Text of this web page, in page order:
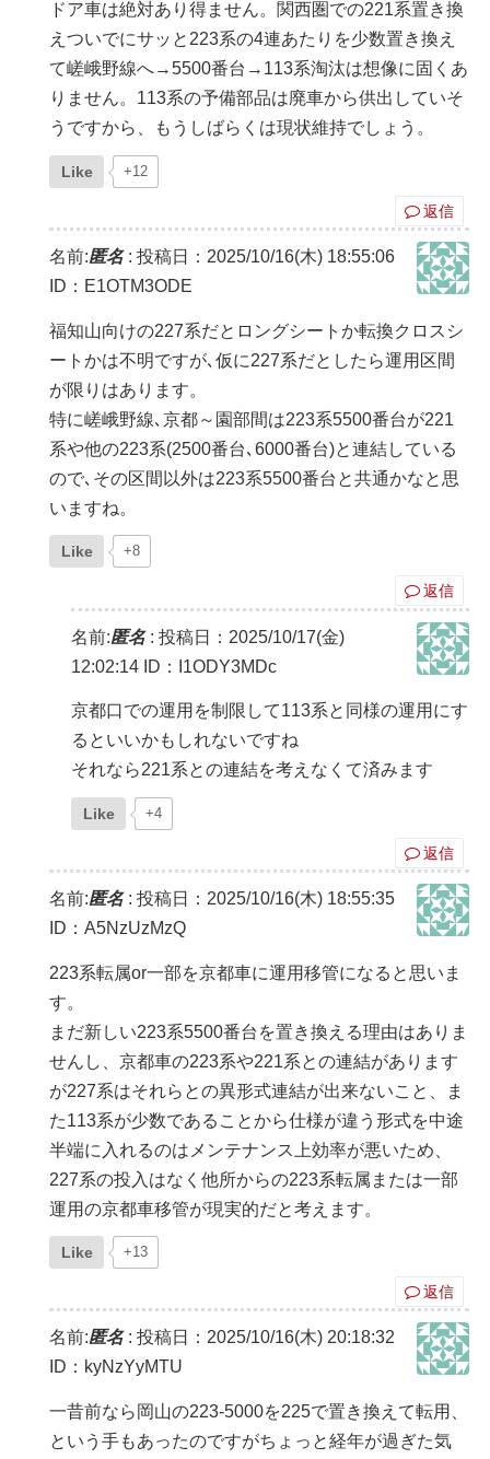
ドア車は絶対あり得ません。関西圏での221系置き換
えついでにサッと223系の4連あたりを少数置き換え
て嵯峨野線へ→5500番台→113系淘汰は想像に固くあ
りません。113系の予備部品は廃車から供出していそ
うですから、もうしばらくは現状維持でしょう。
Like +12
返信
名前:匿名: 投稿日：2025/10/16(木) 18:55:06
ID：E1OTM3ODE
福知山向けの227系だとロングシートか転換クロスシ
ートかは不明ですが､仮に227系だとしたら運用区間
が限りはあります。
特に嵯峨野線､京都～園部間は223系5500番台が221
系や他の223系(2500番台､6000番台)と連結している
ので､その区間以外は223系5500番台と共通かなと思
いますね。
Like +8
返信
名前:匿名: 投稿日：2025/10/17(金)
12:02:14 ID：I1ODY3MDc
京都口での運用を制限して113系と同様の運用にす
るといいかもしれないですね
それなら221系との連結を考えなくて済みます
Like +4
返信
名前:匿名: 投稿日：2025/10/16(木) 18:55:35
ID：A5NzUzMzQ
223系転属or一部を京都車に運用移管になると思いま
す。
まだ新しい223系5500番台を置き換える理由はありま
せんし、京都車の223系や221系との連結があります
が227系はそれらとの異形式連結が出来ないこと、ま
た113系が少数であることから仕様が違う形式を中途
半端に入れるのはメンテナンス上効率が悪いため、
227系の投入はなく他所からの223系転属または一部
運用の京都車移管が現実的だと考えます。
Like +13
返信
名前:匿名: 投稿日：2025/10/16(木) 20:18:32
ID：kyNzYyMTU
一昔前なら岡山の223-5000を225で置き換えて転用、
という手もあったのですがちょっと経年が過ぎた気